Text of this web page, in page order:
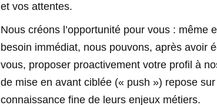
et vos attentes.
Nous créons l’opportunité pour vous : même
besoin immédiat, nous pouvons, après avoir
vous, proposer proactivement votre profil à
de mise en avant ciblée (« push ») repose
connaissance fine de leurs enjeux métiers.